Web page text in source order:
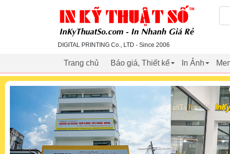
inkythuatso.com
DIGITAL PRINTING Co., LTD - Since 2006
Trang chủ Báo giá, Thiết kế In Ảnh